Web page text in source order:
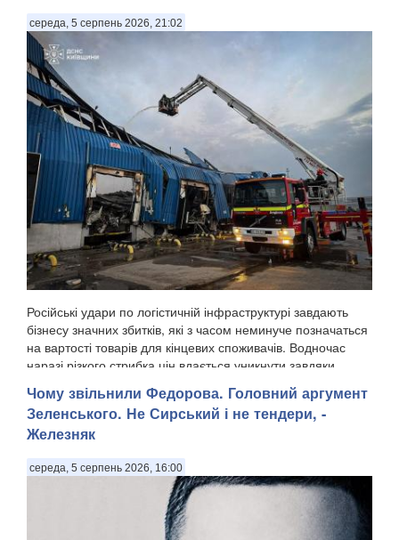
середа, 5 серпень 2026, 21:02
Російські удари по логістичній інфраструктурі завдають
бізнесу значних збитків, які з часом неминуче позначаться
на вартості товарів для кінцевих споживачів. Водночас
наразі різкого стрибка цін вдається уникнути завдяки
Чому звільнили Федорова. Головний аргумент
Зеленського. Не Сирський і не тендери, -
Железняк
середа, 5 серпень 2026, 16:00